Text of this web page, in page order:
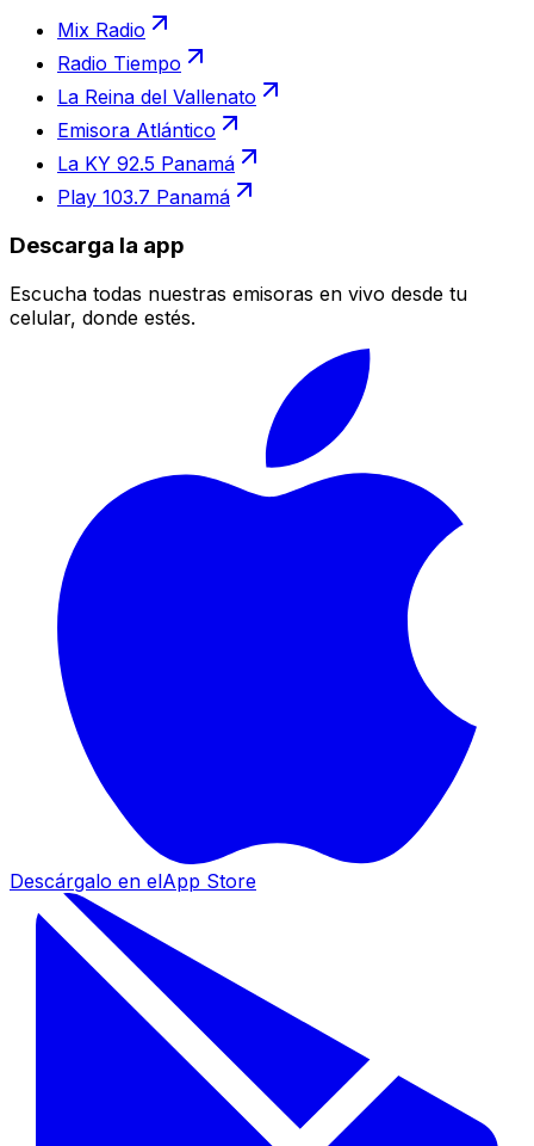
Mix Radio
Radio Tiempo
La Reina del Vallenato
Emisora Atlántico
La KY 92.5 Panamá
Play 103.7 Panamá
Descarga la app
Escucha todas nuestras emisoras en vivo desde tu
celular, donde estés.
Descárgalo en elApp Store